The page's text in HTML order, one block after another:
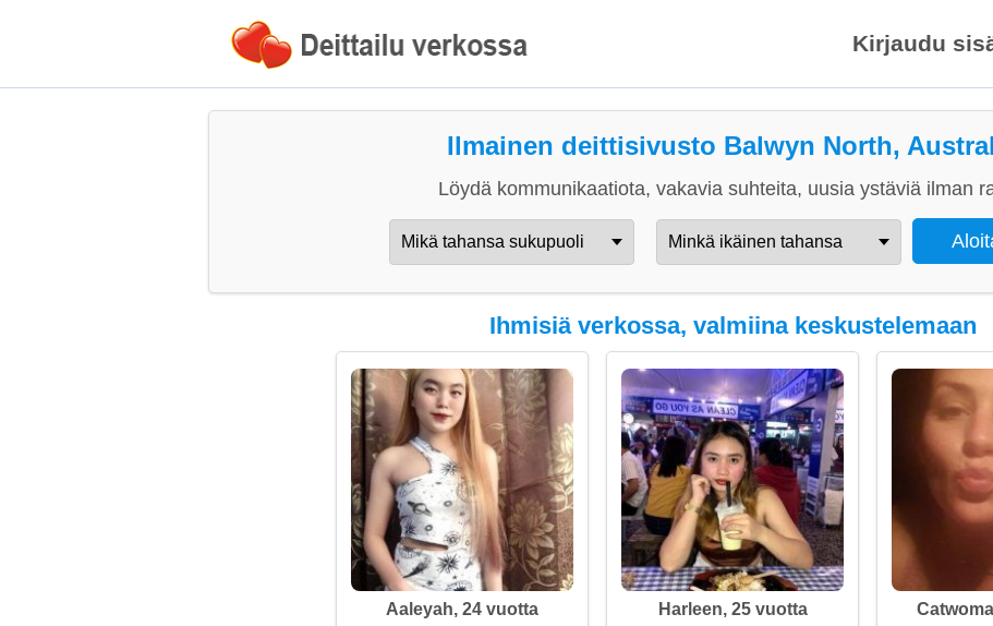
Kirjaudu
Ilmainen deittisivusto Balwyn North,
Löydä kommunikaatiota, vakavia suhteita, uusia ystäviä ilman
Ihmisiä verkossa, valmiina keskustelemaan
Aaleyah, 24 vuotta Harleen, 25 vuotta